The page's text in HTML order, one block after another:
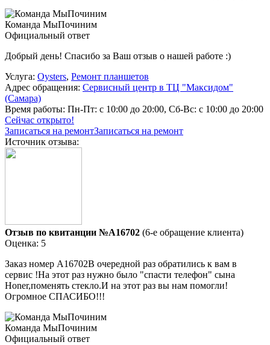
Команда МыПочиним
Официальный ответ
Добрый день! Спасибо за Ваш отзыв о нашей работе :)
Услуга: Oysters, Ремонт планшетов
Адрес обращения: Сервисный центр в ТЦ "Максидом"
(Самара)
Время работы: Пн-Пт: с 10:00 до 20:00, Сб-Вс: с 10:00 до 20:00
Сейчас открыто!
Записаться на ремонтЗаписаться на ремонт
Источник отзыва:
Отзыв по квитанции №A16702 (6-е обращение клиента)
Оценка: 5
Заказ номер А16702В очередной раз обратились к вам в
сервис !На этот раз нужно было "спасти телефон" сына
Honer,поменять стекло.И на этот раз вы нам помогли!
Огромное СПАСИБО!!!
Команда МыПочиним
Официальный ответ